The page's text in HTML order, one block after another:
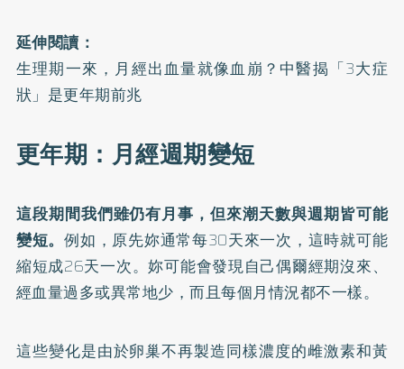
延伸閱讀：
生理期一來，月經出血量就像血崩？中醫揭「3大症
狀」是更年期前兆
更年期：月經週期變短
這段期間我們雖仍有月事，但來潮天數與週期皆可能
變短。例如，原先妳通常每30天來一次，這時就可能
縮短成26天一次。妳可能會發現自己偶爾經期沒來、
經血量過多或異常地少，而且每個月情況都不一樣。
這些變化是由於卵巢不再製造同樣濃度的雌激素和黃